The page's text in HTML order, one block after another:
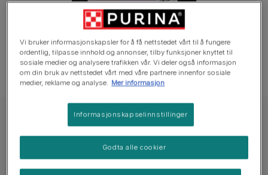
PRO PLAN® Small & Mini Adult 9+ Age Defence Rik på Kylling
PRO PLAN® Small & Mini Adult 9+ Age
Defence Rik på Kylling
Vi bruker informasjonskapsler for å få nettstedet vårt til å fungere
ordentlig, tilpasse innhold og annonser, tilby funksjoner knyttet til
sosiale medier og analysere trafikken vår. Vi deler også informasjon
om din bruk av nettstedet vårt med våre partnere innenfor sosiale
medier, reklame og analyse. Mer informasjon
Informasjonskapselinnstillinger
Godta alle cookier